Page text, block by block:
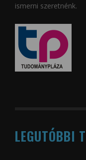
ismerni szeretnénk.
LEGUTÓBBI